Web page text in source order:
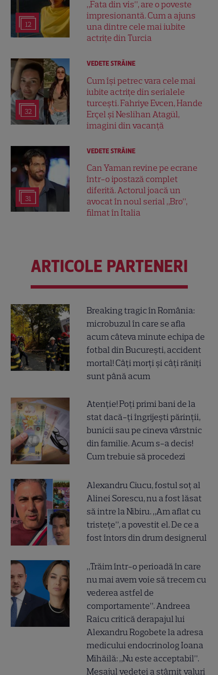
12
„Fata din vis”, are o poveste
impresionantă. Cum a ajuns
una dintre cele mai iubite
actrițe din Turcia
32
VEDETE STRĂINE
Cum își petrec vara cele mai
iubite actrițe din serialele
turcești. Fahriye Evcen, Hande
Erçel și Neslihan Atagül,
imagini din vacanță
31
VEDETE STRĂINE
Can Yaman revine pe ecrane
într-o ipostază complet
diferită. Actorul joacă un
avocat în noul serial „Bro”,
filmat în Italia
ARTICOLE PARTENERI
Breaking tragic în România:
microbuzul în care se afla
acum câteva minute echipa de
fotbal din București, accident
mortal! Câți morți și câți răniți
sunt până acum
Atenție! Poți primi bani de la
stat dacă-ți îngrijești părinții,
bunicii sau pe cineva vârstnic
din familie. Acum s-a decis!
Cum trebuie să procedezi
Alexandru Ciucu, fostul soț al
Alinei Sorescu, nu a fost lăsat
să intre la Nibiru. „Am aflat cu
tristețe”, a povestit el. De ce a
fost întors din drum designerul
„Trăim într-o perioadă în care
nu mai avem voie să trecem cu
vederea astfel de
comportamente”. Andreea
Raicu critică derapajul lui
Alexandru Rogobete la adresa
medicului endocrinolog Ioana
Mihăilă: „Nu este acceptabil”.
Mesajul vedetei a stârnit valuri